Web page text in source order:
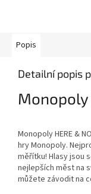
Popis
Detailní popis
Monopoly HERE &
hry Monopoly.
měřítku! Hlasy jsou
nejlepších měst na
můžete závodit na